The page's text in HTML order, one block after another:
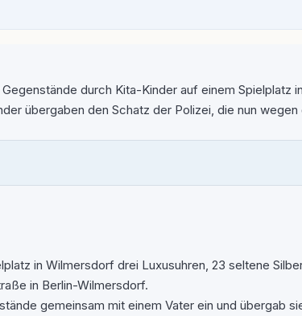
durch Kita-Kinder auf einem Spielplatz
übergaben den Schatz der Polizei, die nun
in Wilmersdorf drei Luxusuhren, 23 seltene
in Berlin-Wilmersdorf.
gemeinsam mit einem Vater ein und übergab